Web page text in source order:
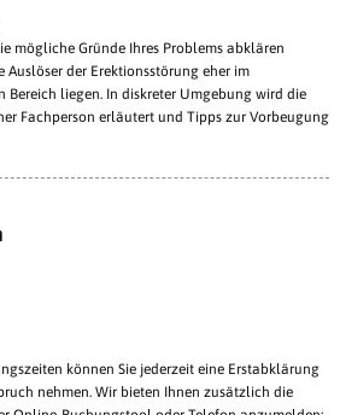
mögliche Gründe Ihres Problems abklären
Auslöser der Erektionsstörung eher im
Bereich liegen. In diskreter Umgebung wird die
Fachperson erläutert und Tipps zur Vorbeugung
können Sie jederzeit eine Erstabklärung
nehmen. Wir bieten Ihnen zusätzlich die